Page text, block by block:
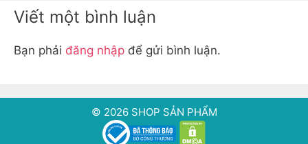
Viết một bình luận
Bạn phải đăng nhập để gửi bình luận.
© 2026 SHOP SẢN PHẨM